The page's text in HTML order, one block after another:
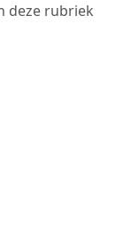
deze rubriek